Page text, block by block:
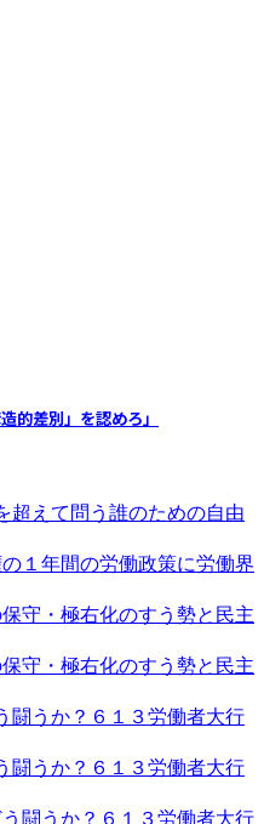
的差別」を認めろ」
超えて問う誰のための自由
１年間の労働政策に労働界
守・極右化のすう勢と民主
守・極右化のすう勢と民主
闘うか？６１３労働者大行
闘うか？６１３労働者大行
闘うか？６１３労働者大行